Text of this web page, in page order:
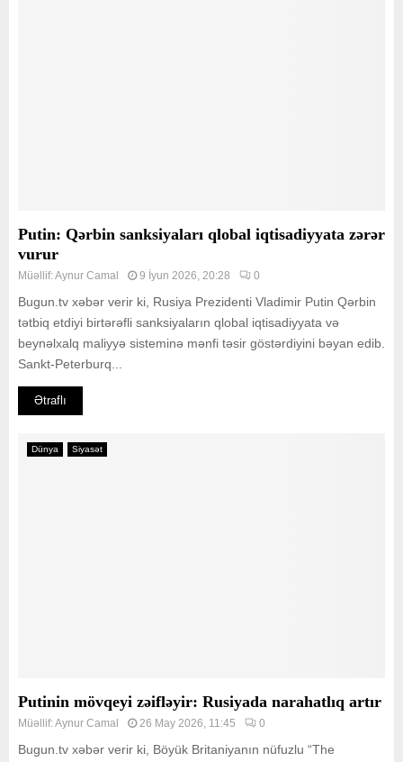
Putin: Qərbin sanksiyaları qlobal iqtisadiyyata zərər
vurur
Müəllif:Aynur Camal 9 İyun 2026, 20:28 0
Bugun.tv xəbər verir ki, Rusiya Prezidenti Vladimir Putin Qərbin
tətbiq etdiyi birtərəfli sanksiyaların qlobal iqtisadiyyata və
beynəlxalq maliyyə sisteminə mənfi təsir göstərdiyini bəyan edib.
Sankt-Peterburq...
Ətraflı
Dünya Siyasət
Putinin mövqeyi zəifləyir: Rusiyada narahatlıq artır
Müəllif:Aynur Camal 26 May 2026, 11:45 0
Bugun.tv xəbər verir ki, Böyük Britaniyanın nüfuzlu “The